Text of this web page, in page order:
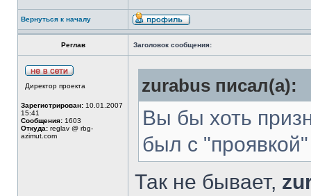
Вернуться к началу
Реглав Заголовок сообщения:
Директор проекта
Зарегистрирован: 10.01.2007
15:41
Сообщения: 1603
Откуда: reglav @ rbg-
azimut.com
zurabus писал(а):
Вы бы хоть
был с
Так не бывает,